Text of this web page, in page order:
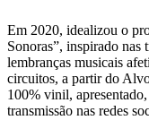
Em 2020, idealizou o
Sonoras”, inspirado nas
lembranças musicais
circuitos, a partir do
100% vinil,
transmissão nas redes